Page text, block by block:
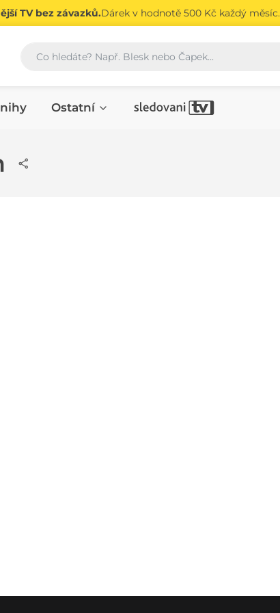
TV bez závazků.Dárek v hodnotě 500 Kč každý měsíc.
Vyhledávání
Ostatní